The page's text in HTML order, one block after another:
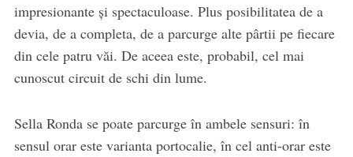
impresionante și spectaculoase. Plus posibilitatea de a
devia, de a completa, de a parcurge alte pârtii pe fiecare
din cele patru văi. De aceea este, probabil, cel mai
cunoscut circuit de schi din lume.
Sella Ronda se poate parcurge în ambele sensuri: în
sensul orar este varianta portocalie, în cel anti-orar este